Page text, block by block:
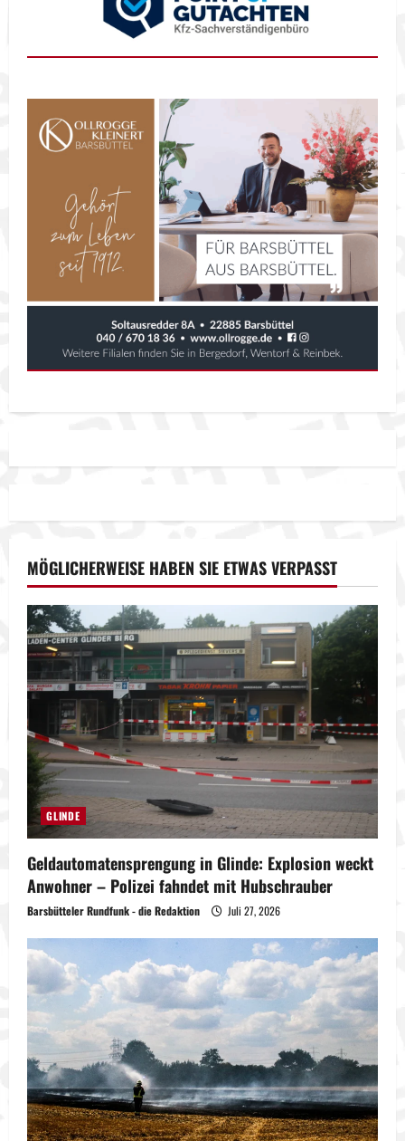
MÖGLICHERWEISE HABEN SIE ETWAS VERPASST
GLINDE
Geldautomatensprengung in Glinde: Explosion weckt
Anwohner – Polizei fahndet mit Hubschrauber
Barsbütteler Rundfunk - die Redaktion Juli 27, 2026